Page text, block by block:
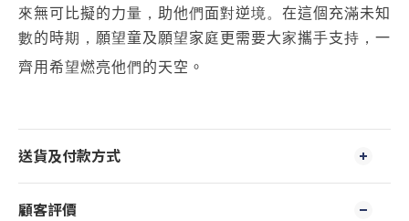
來無可比擬的力量， 助他們 面對逆境。 在這個充滿未知
數的時期， 願望童及願望家庭 更需要大家攜手支持， 一
齊用希望燃亮他們 的天空。
送貨及付款方式
顧客評價